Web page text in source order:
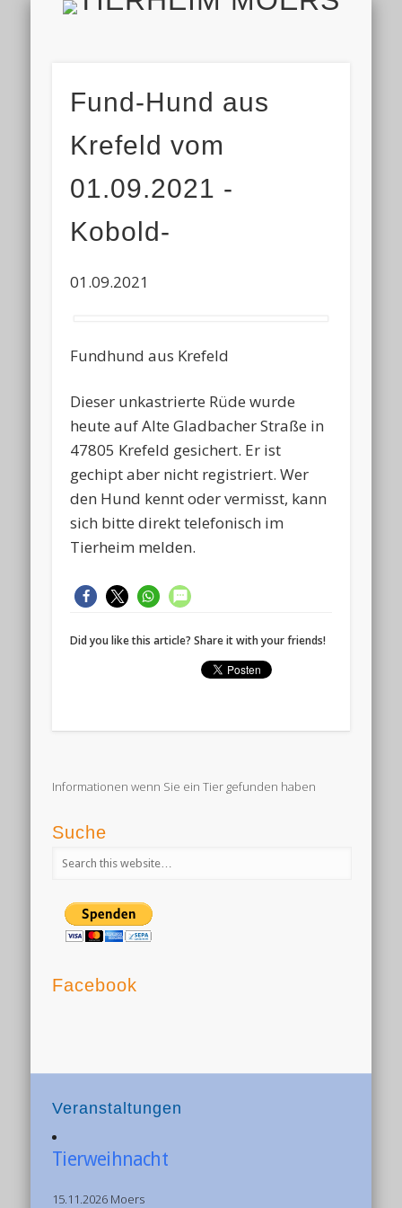
HOME
AKTUELL
ALLE TIERE
HELFEN
TIERHEIM & VEREIN
VIELEN DANK!
IMPRESSUM & DATENSCHUTZ
FINDEFIX
Fund-Hund aus
Krefeld vom
01.09.2021 -
Kobold-
01.09.2021
Fundhund aus Krefeld
Dieser unkastrierte Rüde wurde
heute auf Alte Gladbacher Straße in
47805 Krefeld gesichert. Er ist
gechipt aber nicht registriert. Wer
den Hund kennt oder vermisst, kann
sich bitte direkt telefonisch im
Tierheim melden.
Did you like this article? Share it with your friends!
Informationen wenn Sie ein Tier gefunden haben
Suche
Facebook
Veranstaltungen
Tierweihnacht
15.11.2026 Moers